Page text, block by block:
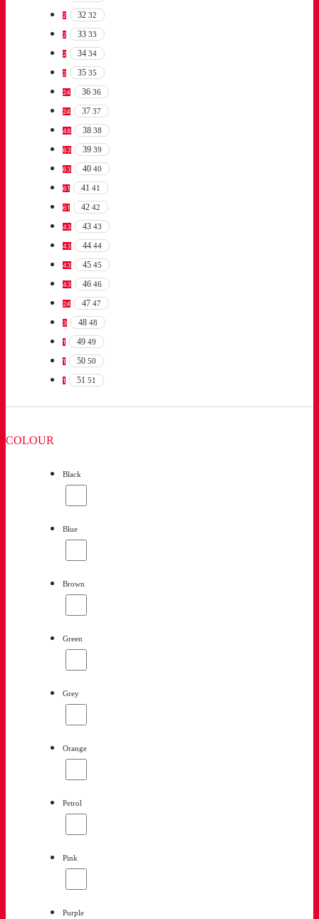
2 32 32
2 33 33
2 34 34
2 35 35
24 36 36
24 37 37
48 38 38
63 39 39
63 40 40
61 41 41
61 42 42
43 43 43
43 44 44
43 45 45
43 46 46
24 47 47
3 48 48
1 49 49
1 50 50
1 51 51
COLOUR
Black
Blue
Brown
Green
Grey
Orange
Petrol
Pink
Purple